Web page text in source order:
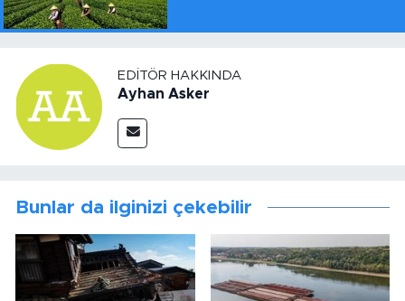
EDITÖR HAKKINDA
Ayhan Asker
Bunlar da ilginizi çekebilir